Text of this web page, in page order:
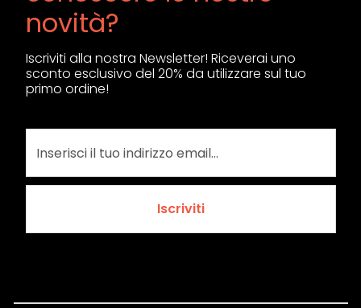
novità?
Iscriviti alla nostra Newsletter! Riceverai uno
sconto esclusivo del 20% da utilizzare sul tuo
primo ordine!
Iscriviti